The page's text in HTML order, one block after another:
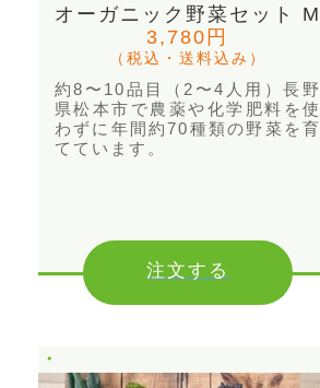
オーガニック野菜セット M
3,780円
（税込・送料込み）
約8〜10品目（2〜4人用）長野
県松本市で農薬や化学肥料を使
わずに年間約70種類の野菜を育
てています。
注文する